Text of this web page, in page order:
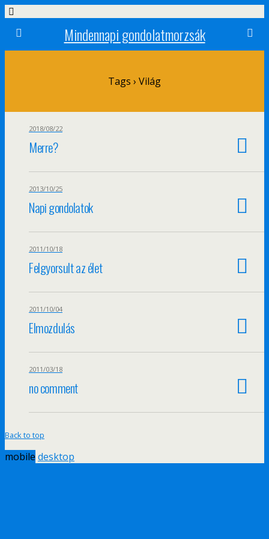
Mindennapi gondolatmorzsák
Tags › Világ
2018/08/22
Merre?
2013/10/25
Napi gondolatok
2011/10/18
Felgyorsult az élet
2011/10/04
Elmozdulás
2011/03/18
no comment
Back to top
mobile desktop